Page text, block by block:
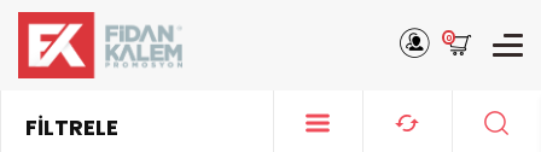
0
FİLTRELE